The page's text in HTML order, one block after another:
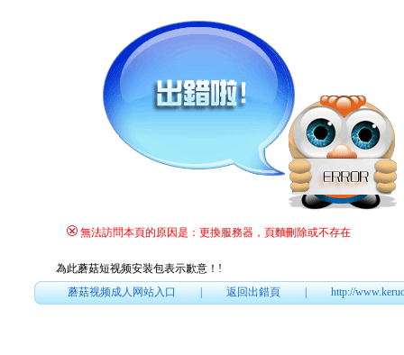
無法訪問本頁的原因是：更換服務器，頁麵刪除或不存在
為此蘑菇短视频安装包表示歉意！ !
蘑菇视频成人网站入口|返回出錯頁|http://